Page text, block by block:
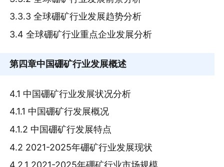
3.3.3 全球硼矿行业发展趋势分析
3.4 全球硼矿行业重点企业发展分析
第四章中国硼矿行业发展概述
4.1 中国硼矿行业发展状况分析
4.1.1 中国硼矿行发展概况
4.1.2 中国硼矿行发展特点
4.2 2021-2025年硼矿行业发展现状
4.2.1 2021-2025年硼矿行业市场规模